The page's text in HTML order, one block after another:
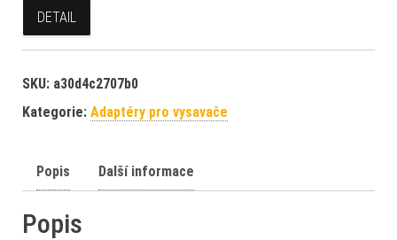
DETAIL
SKU: a30d4c2707b0
Kategorie: Adaptéry pro vysavače
Popis Další informace
Popis